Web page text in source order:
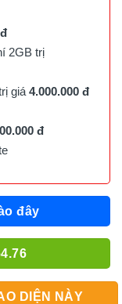
2GB trị
giá 4.000.000 đ
đ
đây
DIỆN NÀY